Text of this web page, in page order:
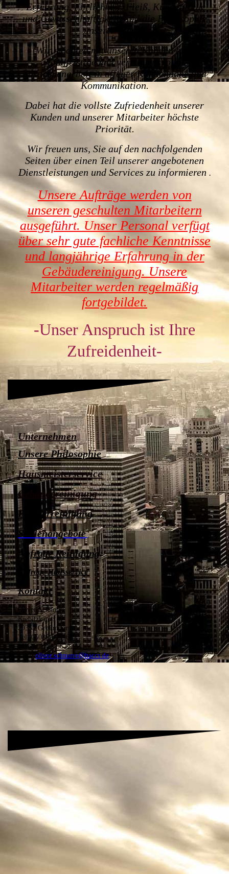
Erfahrung, Ehrlichkeit, Fleiß, Kundentreue
und Gewissenhaftigkeit sind die Philosophie
unserer Firma.
Wir möchten mit unseren Kunden eine
langfristige und vertrauensvolle
Zusammenarbeit in offener Kundennähe und
Kommunikation.
Dabei hat die vollste Zufriedenheit unserer
Kunden und unserer Mitarbeiter höchste
Priorität.
Wir freuen uns, Sie auf den nachfolgenden
Seiten über einen Teil unserer angebotenen
Dienstleistungen und Services zu informieren .
Unsere Aufträge werden von
unseren geschulten Mitarbeitern
ausgeführt. Unser Personal verfügt
über sehr gute fachliche Kenntnisse
und langjährige Erfahrung in der
Gebäudereinigung. Unsere
Mitarbeiter werden regelmäßig
fortgebildet.
-UnserAnspruch ist Ihre
Zufreidenheit-
Unternehmen
Unsere Philosophie
Hausmeisterservice
Gebäudereinigung
Fensterreinigung
Stellenangebote
Anfrage Reinigung
Anfrage Hausservice
Kontakt
Oliver Schnurre
Kiebitzkamp 4
29352 Großmoor
Tel: 05085-9999687
Mobil: 0172-5622233
Mail:oliver.schnurre@haccs.de